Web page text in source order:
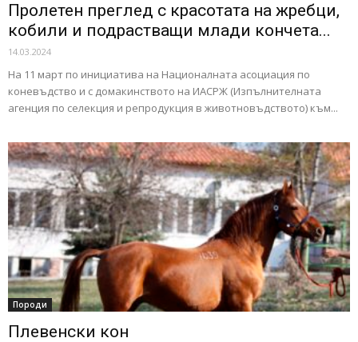
Пролетен преглед с красотата на жребци,
кобили и подрастващи млади кончета...
14.03.2024
На 11 март по инициатива на Националната асоциация по
коневъдство и с домакинството на ИАСРЖ (Изпълнителната
агенция по селекция и репродукция в животновъдството) към...
Породи
Плевенски кон